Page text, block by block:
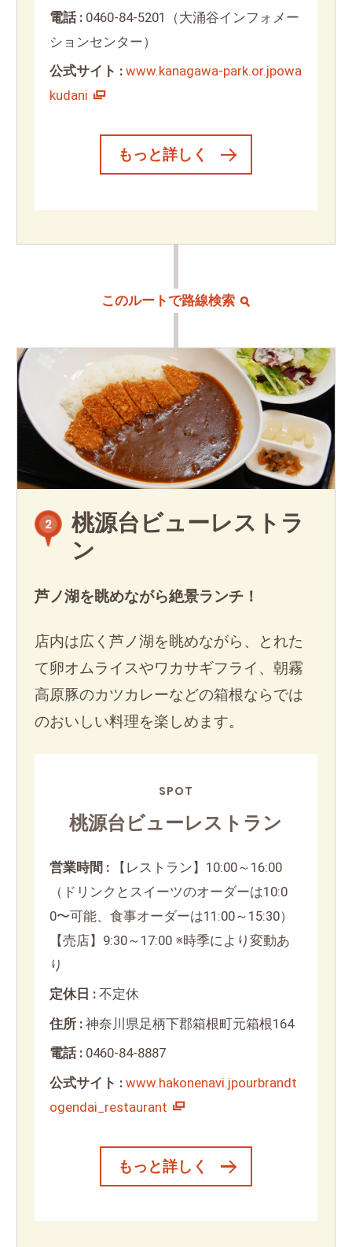
電話 : 0460-84-5201（大涌谷インフォメー
ションセンター）
公式サイト : www.kanagawa-park.or.jpowa
kudani
もっと詳しく
このルートで路線検索
2
桃源台ビューレストラ
ン
芦ノ湖を眺めながら絶景ランチ！
店内は広く芦ノ湖を眺めながら、とれた
て卵オムライスやワカサギフライ、朝霧
高原豚のカツカレーなどの箱根ならでは
のおいしい料理を楽しめます。
SPOT
桃源台ビューレストラン
営業時間 :
【レストラン】10:00～16:00
（ドリンクとスイーツのオーダーは10:0
0〜可能、食事オーダーは11:00～15:30）
【売店】9:30～17:00 ※時季により変動あ
り
定休日 : 不定休
住所 : 神奈川県足柄下郡箱根町元箱根164
電話 : 0460-84-8887
公式サイト : www.hakonenavi.jpourbrandt
ogendai_restaurant
もっと詳しく